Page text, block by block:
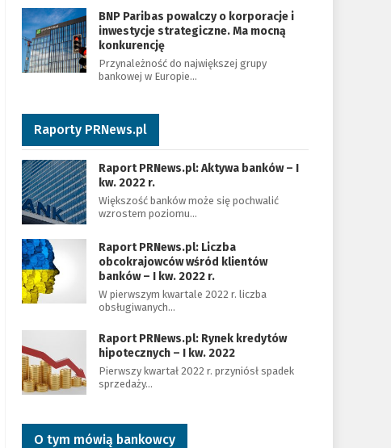
BNP Paribas powalczy o korporacje i
inwestycje strategiczne. Ma mocną
konkurencję
Przynależność do największej grupy
bankowej w Europie…
Raporty PRNews.pl
Raport PRNews.pl: Aktywa banków – I
kw. 2022 r.
Większość banków może się pochwalić
wzrostem poziomu…
Raport PRNews.pl: Liczba
obcokrajowców wśród klientów
banków – I kw. 2022 r.
W pierwszym kwartale 2022 r. liczba
obsługiwanych…
Raport PRNews.pl: Rynek kredytów
hipotecznych – I kw. 2022
Pierwszy kwartał 2022 r. przyniósł spadek
sprzedaży…
O tym mówią bankowcy